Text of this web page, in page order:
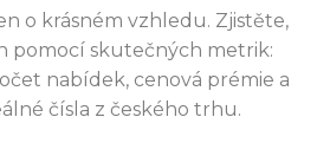
o krásném vzhledu. Zjistěte,
pomocí skutečných metrik:
nabídek, cenová prémie a
čísla z českého trhu.